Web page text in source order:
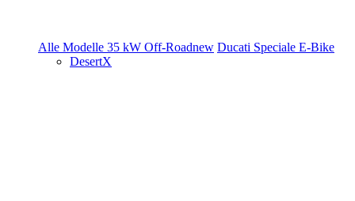
Alle Modelle 35 kW Off-Roadnew Ducati Speciale E-Bike
DesertX